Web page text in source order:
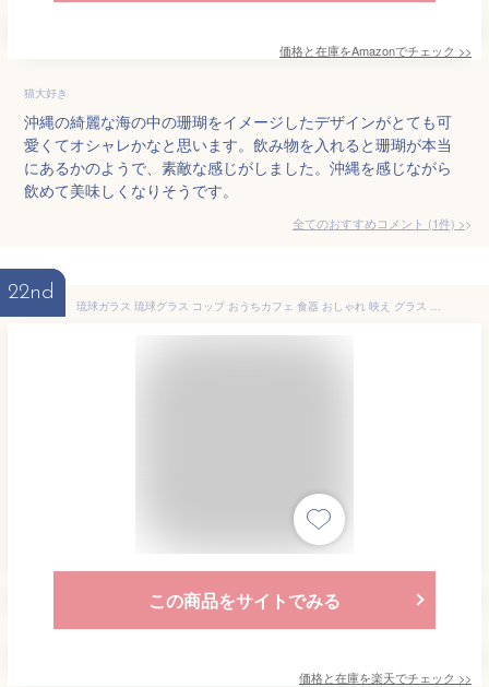
価格と在庫をAmazonでチェック >>
猫大好き
沖縄の綺麗な海の中の珊瑚をイメージしたデザインがとても可
愛くてオシャレかなと思います。飲み物を入れると珊瑚が本当
にあるかのようで、素敵な感じがしました。沖縄を感じながら
飲めて美味しくなりそうです。
全てのおすすめコメント (1件) >
22nd
琉球ガラス 琉球グラス コップ おうちカフェ 食器 おしゃれ 映え グラス コップ オシャレ キッチン 家飲み 宅飲み カフェ食器 ティーカップ ハート型 琉球ガラス グラス 焼酎 誕生日プレゼント 沖縄 梅酒 酒 泡盛 かわいい【気泡の海ハートグラス青×緑】
この商品をサイトでみる
価格と在庫を楽天でチェック >>